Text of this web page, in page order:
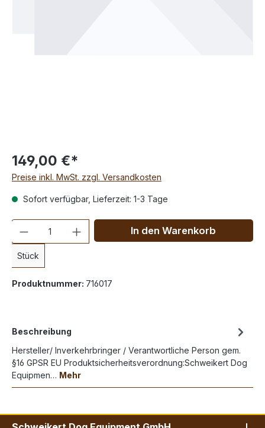
149,00 €*
Preise inkl. MwSt. zzgl. Versandkosten
Sofort verfügbar, Lieferzeit: 1-3 Tage
Anzahl
Stück
In den Warenkorb
Produktnummer: 716017
Beschreibung
Hersteller/ Inverkehrbringer / Verantwortliche Person gem.
§16 GPSR EU Produktsicherheitsverordnung:Schweikert Dog
Equipmen… Mehr